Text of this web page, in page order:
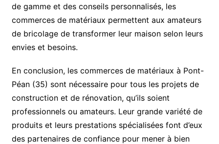
de gamme et des conseils personnalisés, les
commerces de matériaux permettent aux amateurs
de bricolage de transformer leur maison selon leurs
envies et besoins.
En conclusion, les commerces de matériaux à Pont-
Péan (35) sont nécessaire pour tous les projets de
construction et de rénovation, qu’ils soient
professionnels ou amateurs. Leur grande variété de
produits et leurs prestations spécialisées font d’eux
des partenaires de confiance pour mener à bien